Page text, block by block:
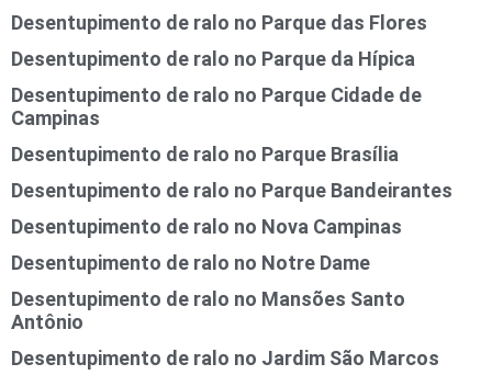
Desentupimento de ralo no Parque das Flores
Desentupimento de ralo no Parque da Hípica
Desentupimento de ralo no Parque Cidade de
Campinas
Desentupimento de ralo no Parque Brasília
Desentupimento de ralo no Parque Bandeirantes
Desentupimento de ralo no Nova Campinas
Desentupimento de ralo no Notre Dame
Desentupimento de ralo no Mansões Santo
Antônio
Desentupimento de ralo no Jardim São Marcos